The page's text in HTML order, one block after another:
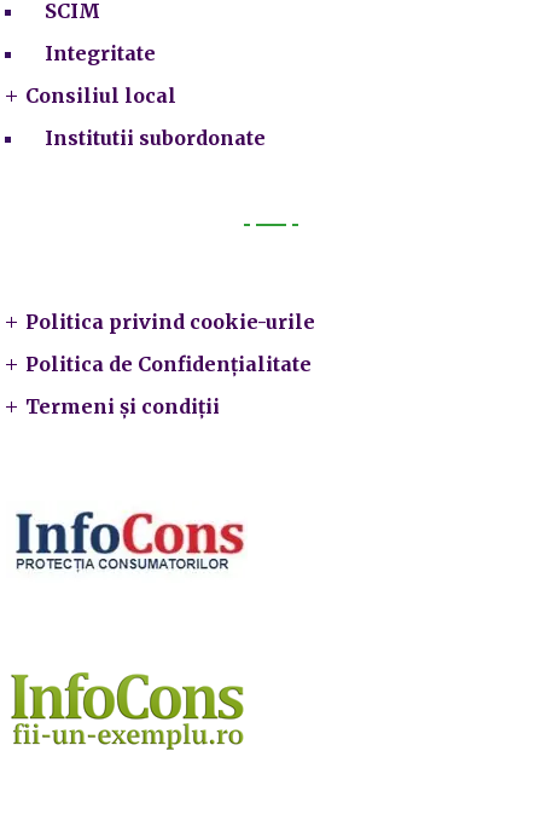
SCIM
Integritate
Consiliul local
Institutii subordonate
Politica privind cookie-urile
Politica de Confidențialitate
Termeni și condiții